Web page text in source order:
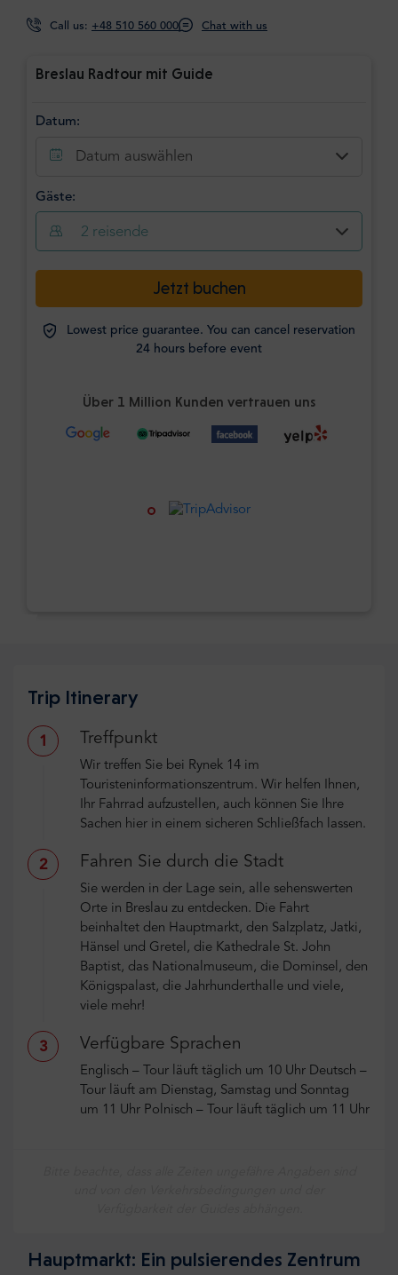
Call us: +48 510 560 000 Chat with us
Breslau Radtour mit Guide
Datum:
Datum auswählen
Gäste:
2 reisende
Jetzt buchen
Lowest price guarantee. You can cancel reservation
24 hours before event
Über 1 Million Kunden vertrauen uns
Trip Itinerary
1 Treffpunkt
Wir treffen Sie bei Rynek 14 im
Touristeninformationszentrum. Wir helfen Ihnen,
Ihr Fahrrad aufzustellen, auch können Sie Ihre
Sachen hier in einem sicheren Schließfach lassen.
2 Fahren Sie durch die Stadt
Sie werden in der Lage sein, alle sehenswerten
Orte in Breslau zu entdecken. Die Fahrt
beinhaltet den Hauptmarkt, den Salzplatz, Jatki,
Hänsel und Gretel, die Kathedrale St. John
Baptist, das Nationalmuseum, die Dominsel, den
Königspalast, die Jahrhunderthalle und viele,
viele mehr!
3 Verfügbare Sprachen
Englisch – Tour läuft täglich um 10 Uhr Deutsch –
Tour läuft am Dienstag, Samstag und Sonntag
um 11 Uhr Polnisch – Tour läuft täglich um 11 Uhr
Hauptmarkt: Ein pulsierendes Zentrum